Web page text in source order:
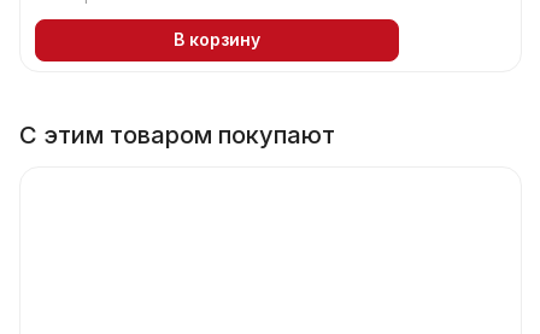
В корзину
С этим товаром покупают